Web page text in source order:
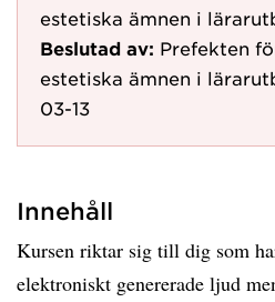
estetiska ämnen i
Beslutad av: Prefekten
estetiska ämnen i
03-13
Innehåll
Kursen riktar sig till dig som
elektroniskt genererade ljud